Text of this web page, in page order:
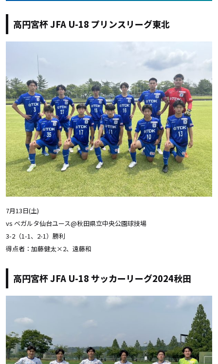
高円宮杯 JFA U-18 プリンスリーグ東北
7月13日(土)
vs ベガルタ仙台ユース@秋田県立中央公園球技場
3-2（1-1、2-1）勝利
得点者：加藤健太×2、遠藤和
高円宮杯 JFA U-18 サッカーリーグ2024秋田